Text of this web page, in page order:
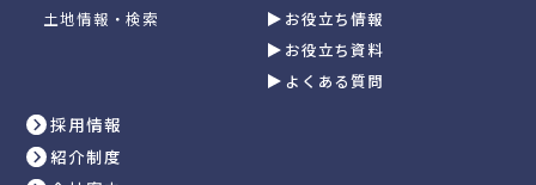
土地情報・検索
お役立ち情報
お役立ち資料
よくある質問
採用情報
紹介制度